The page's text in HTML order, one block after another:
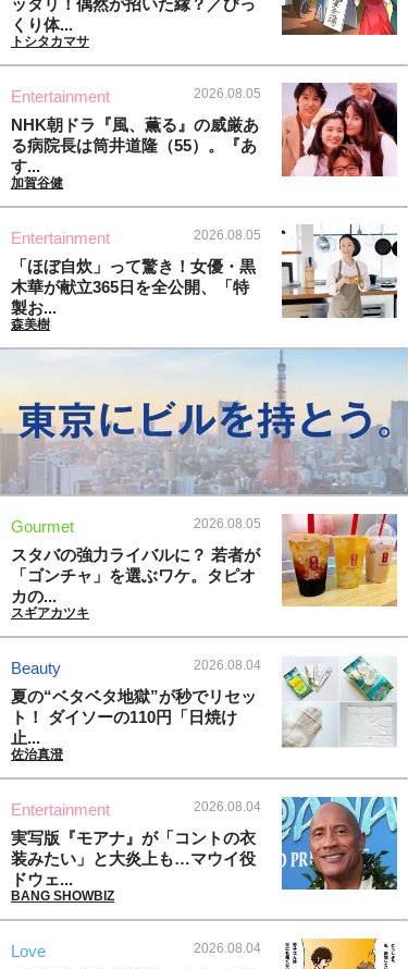
ッタリ！偶然が招いた縁？／びっ
くり体...
トシタカマサ
Entertainment 2026.08.05
NHK朝ドラ『風、薫る』の威厳あ
る病院長は筒井道隆（55）。『あ
す...
加賀谷健
Entertainment 2026.08.05
「ほぼ自炊」って驚き！女優・黒
木華が献立365日を全公開、「特
製お...
森美樹
Gourmet 2026.08.05
スタバの強力ライバルに？ 若者が
「ゴンチャ」を選ぶワケ。タピオ
カの...
スギアカツキ
Beauty 2026.08.04
夏の“ベタベタ地獄”が秒でリセッ
ト！ ダイソーの110円「日焼け
止...
佐治真澄
Entertainment 2026.08.04
実写版『モアナ』が「コントの衣
装みたい」と大炎上も…マウイ役
ドウェ...
BANG SHOWBIZ
Love 2026.08.04